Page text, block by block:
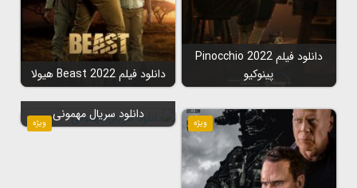
دانلود فیلم Pinocchio 2022
پینوکیو
دانلود فیلم Beast 2022 هیولا
ویژه ویژه
دانلود سریال مهمونی